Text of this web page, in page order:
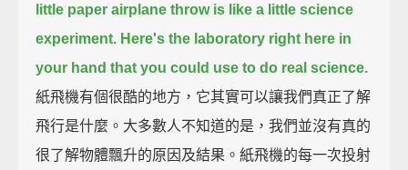
little paper airplane throw is like a little science
experiment. Here's the laboratory right here in
your hand that you could use to do real science.
紙飛機有個很酷的地方，它其實可以讓我們真正了解
飛行是什麼。大多數人不知道的是，我們並沒有真的
很了解物體飄升的原因及結果。紙飛機的每一次投射